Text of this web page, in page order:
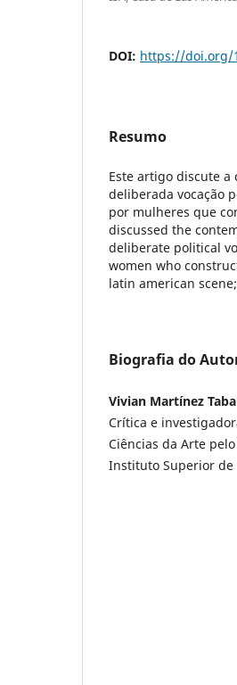
DOI: https://doi.org/
Resumo
Este artigo discute
deliberada vocação
por mulheres que
discussed the
deliberate political
women who
latin american
Biografia do
Vivian Martínez
Crítica e
Ciências da Arte
Instituto Superior de